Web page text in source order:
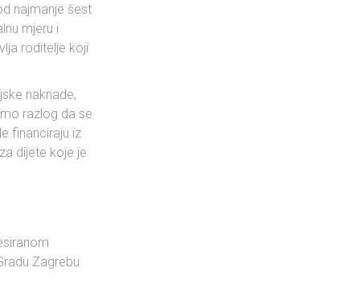
najmanje šest
mjeru i
roditelje koji
naknade,
razlog da se
financiraju iz
dijete koje je
Zagrebu